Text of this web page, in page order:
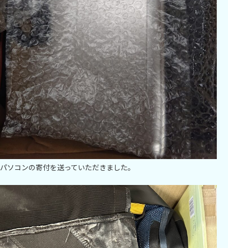
パソコンの寄付を送っていただきました。